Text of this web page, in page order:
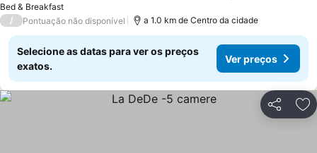
Bed & Breakfast
/ Pontuação não disponível a 1.0 km de Centro da cidade
Selecione as datas para ver os preços
exatos.
Ver preços
Partilhar